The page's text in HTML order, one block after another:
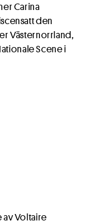
Carina
den
Västernorrland,
Scene i
Voltaire